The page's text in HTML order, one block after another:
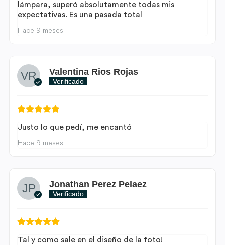
lámpara, superó absolutamente todas mis
expectativas. Es una pasada total
Hace 9 meses
Valentina Rios Rojas
Verificado
Justo lo que pedí, me encantó
Hace 9 meses
Jonathan Perez Pelaez
Verificado
Tal y como sale en el diseño de la foto!